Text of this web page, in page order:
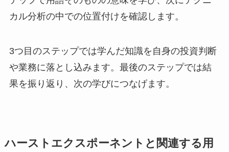
カル分析の中での位置付けを確認します。
3つ目のステップでは学んだ知識を自身の投資判断
や業務に落とし込みます。最後のステップでは結
果を振り返り、次の学びにつなげます。
ハーストエクスポーネントと関連する用